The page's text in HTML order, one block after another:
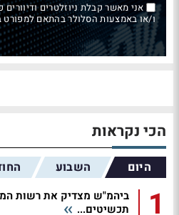
אני מאשר קבלת ניוזלטרים ודיוורים
ו/או באמצעות הסלולר בהתאם למפורט בסעיף 10
הכי נקראות
היום השבוע
1
ביהמ"ש מצדיק את רשות
תכשיטים...